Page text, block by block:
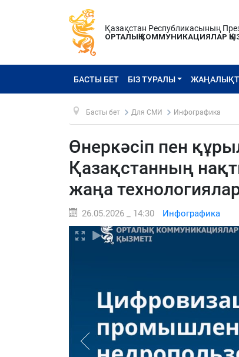
Қазақстан Республикасының
ОРТАЛЫҚ КОММУНИКАЦИЯЛАР
БАСТЫ БЕТ БІЗ ТУРАЛЫ
Басты бет Для СМИ Инфографика
Өнеркәсіп пен
Қазақстанның
жаңа
26.05.2026 _ 14:30 Инфографика